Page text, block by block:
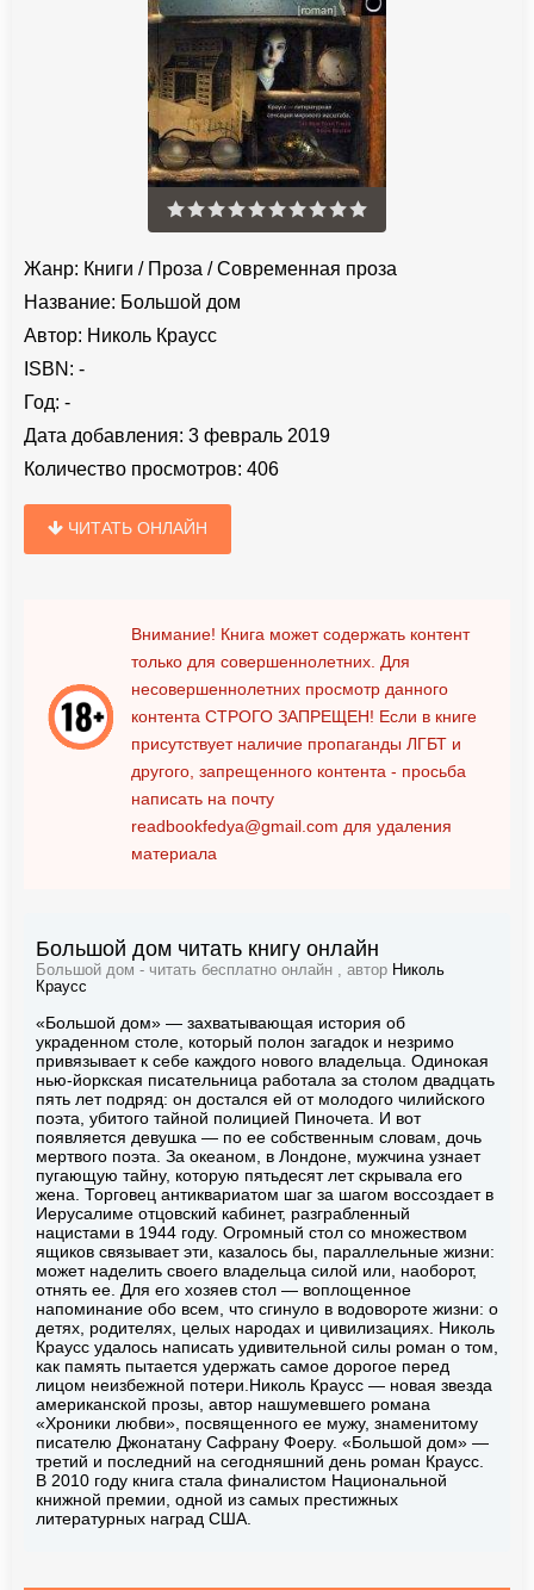
Жанр: Книги / Проза /Современная проза
Название: Большой дом
Автор: Николь Краусс
ISBN: -
Год: -
Дата добавления: 3 февраль 2019
Количество просмотров: 406
ЧИТАТЬ ОНЛАЙН
Внимание! Книга может содержать контент
только для совершеннолетних. Для
несовершеннолетних просмотр данного
контента СТРОГО ЗАПРЕЩЕН! Если в книге
присутствует наличие пропаганды ЛГБТ и
другого, запрещенного контента - просьба
написать на почту
readbookfedya@gmail.com для удаления
материала
Большой дом читать книгу онлайн
Большой дом - читать бесплатно онлайн , автор Николь
Краусс
«Большой дом» — захватывающая история об
украденном столе, который полон загадок и незримо
привязывает к себе каждого нового владельца. Одинокая
нью-йоркская писательница работала за столом двадцать
пять лет подряд: он достался ей от молодого чилийского
поэта, убитого тайной полицией Пиночета. И вот
появляется девушка — по ее собственным словам, дочь
мертвого поэта. За океаном, в Лондоне, мужчина узнает
пугающую тайну, которую пятьдесят лет скрывала его
жена. Торговец антиквариатом шаг за шагом воссоздает в
Иерусалиме отцовский кабинет, разграбленный
нацистами в 1944 году. Огромный стол со множеством
ящиков связывает эти, казалось бы, параллельные жизни:
может наделить своего владельца силой или, наоборот,
отнять ее. Для его хозяев стол — воплощенное
напоминание обо всем, что сгинуло в водовороте жизни: о
детях, родителях, целых народах и цивилизациях. Николь
Краусс удалось написать удивительной силы роман о том,
как память пытается удержать самое дорогое перед
лицом неизбежной потери.Николь Краусс — новая звезда
американской прозы, автор нашумевшего романа
«Хроники любви», посвященного ее мужу, знаменитому
писателю Джонатану Сафрану Фоеру. «Большой дом» —
третий и последний на сегодняшний день роман Краусс.
В 2010 году книга стала финалистом Национальной
книжной премии, одной из самых престижных
литературных наград США.